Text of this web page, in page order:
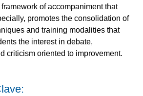
of accompaniment that
promotes the consolidation of
and training modalities that
the interest in debate,
criticism oriented to improvement.